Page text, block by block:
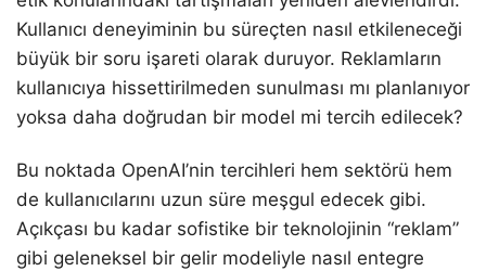
Kullanıcı deneyiminin bu süreçten nasıl etkileneceği
büyük bir soru işareti olarak duruyor. Reklamların
kullanıcıya hissettirilmeden sunulması mı planlanıyor
yoksa daha doğrudan bir model mi tercih edilecek?
Bu noktada OpenAI’nin tercihleri hem sektörü hem
de kullanıcılarını uzun süre meşgul edecek gibi.
Açıkçası bu kadar sofistike bir teknolojinin “reklam”
gibi geleneksel bir gelir modeliyle nasıl entegre